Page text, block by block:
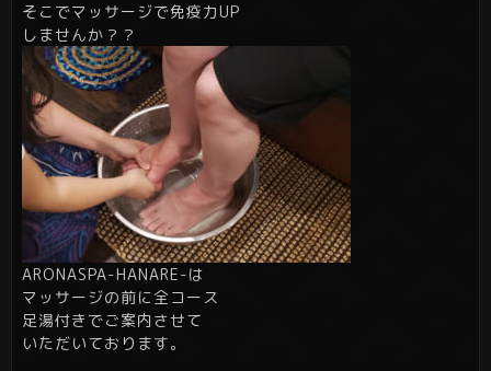
そこでマッサージで免疫力UP
しませんか？？
ARONASPA-HANARE-は
マッサージの前に全コース
足湯付きでご案内させて
いただいております。